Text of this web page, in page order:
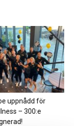
uppnådd för
– 300:e